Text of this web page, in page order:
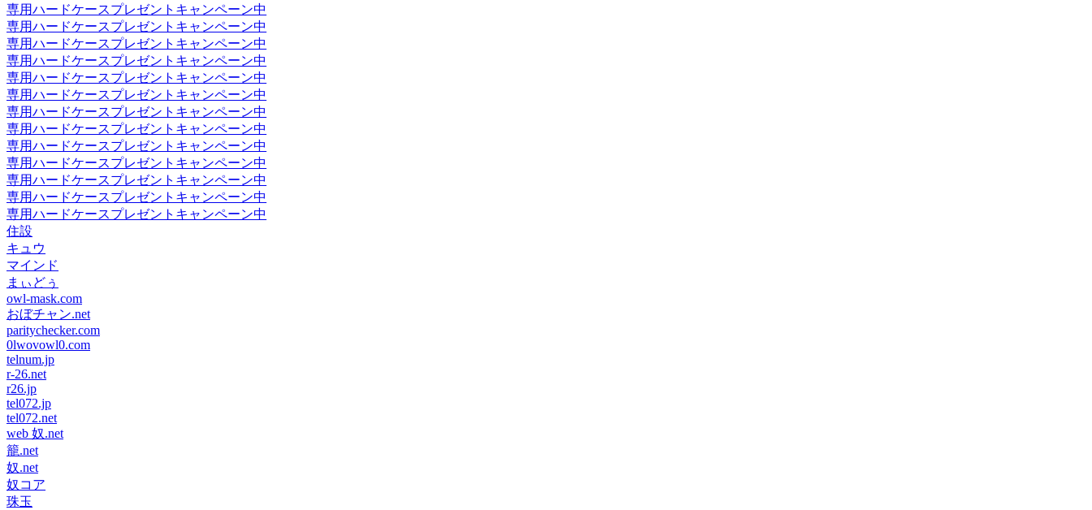
専用ハードケースプレゼントキャンペーン中
専用ハードケースプレゼントキャンペーン中
専用ハードケースプレゼントキャンペーン中
専用ハードケースプレゼントキャンペーン中
専用ハードケースプレゼントキャンペーン中
専用ハードケースプレゼントキャンペーン中
専用ハードケースプレゼントキャンペーン中
専用ハードケースプレゼントキャンペーン中
専用ハードケースプレゼントキャンペーン中
専用ハードケースプレゼントキャンペーン中
専用ハードケースプレゼントキャンペーン中
専用ハードケースプレゼントキャンペーン中
専用ハードケースプレゼントキャンペーン中
住設
キュウ
マインド
まぃどぅ
owl-mask.com
おぼチャン.net
paritychecker.com
0lwovowl0.com
telnum.jp
r-26.net
r26.jp
tel072.jp
tel072.net
web 奴.net
籠.net
奴.net
奴コア
珠玉